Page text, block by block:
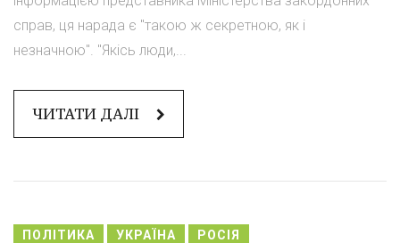
справ, ця нарада є "такою ж секретною, як і
незначною". "Якісь люди,...
ЧИТАТИ ДАЛІ
ПОЛІТИКА УКРАЇНА РОСІЯ